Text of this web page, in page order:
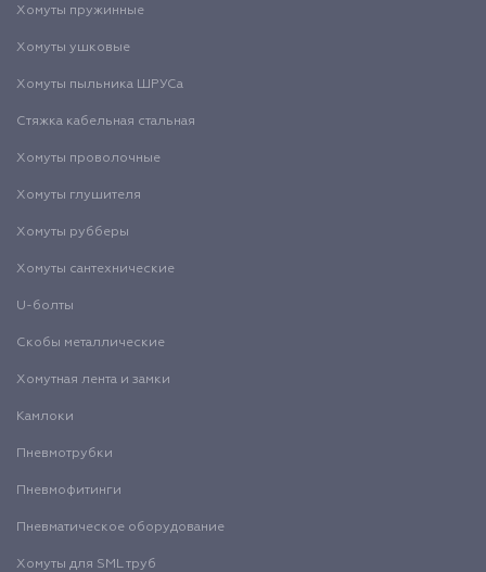
Хомуты пружинные
Хомуты ушковые
Хомуты пыльника ШРУСа
Стяжка кабельная стальная
Хомуты проволочные
Хомуты глушителя
Хомуты рубберы
Хомуты сантехнические
U-болты
Скобы металлические
Хомутная лента и замки
Камлоки
Пневмотрубки
Пневмофитинги
Пневматическое оборудование
Хомуты для SML труб